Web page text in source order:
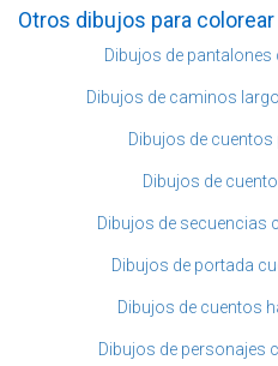
Otros dibujos para colorear
Dibujos de
Dibujos de caminos
Dibujos de
Dibujos de
Dibujos de secuencias
Dibujos de portada
Dibujos de cuentos
Dibujos de personajes